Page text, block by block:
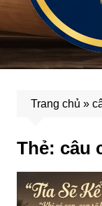
Trang chủ »
Thẻ: câu